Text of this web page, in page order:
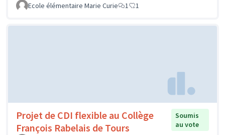
Ecole élémentaire Marie Curie
1 1
Projet de CDI flexible au Collège
François Rabelais de Tours
Soumis
au vote